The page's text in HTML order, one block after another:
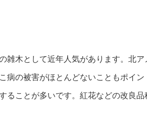
木として近年人気があります。北
の被害がほとんどないこともポイ
ることが多いです。紅花などの改良品